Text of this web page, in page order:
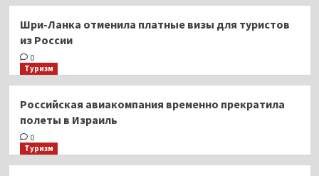
Шри-Ланка отменила платные визы для туристов
из России
0
Туризм
Российская авиакомпания временно прекратила
полеты в Израиль
0
Туризм